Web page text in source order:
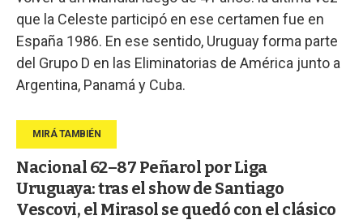
que la Celeste participó en ese certamen fue en
España 1986. En ese sentido, Uruguay forma parte
del Grupo D en las Eliminatorias de América junto a
Argentina, Panamá y Cuba.
Nacional 62–87 Peñarol por Liga
Uruguaya: tras el show de Santiago
Vescovi, el Mirasol se quedó con el clásico